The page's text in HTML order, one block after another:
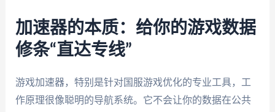
加速器的本质：给你的游戏数据
修条“直达专线”
游戏加速器，特别是针对国服游戏优化的专业工具，工
作原理很像聪明的导航系统。它不会让你的数据在公共